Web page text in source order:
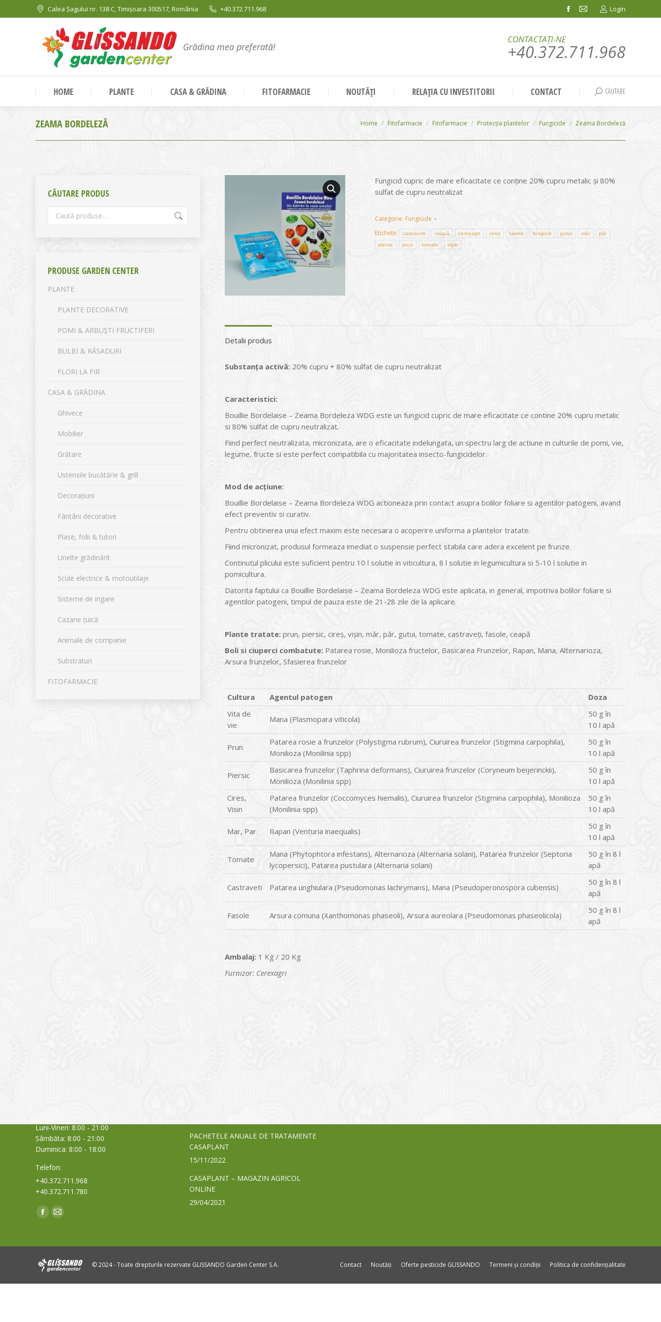
Calea Șagului nr. 138 C, Timișoara 300517, România +40.372.711.968
Facebook
in
window
Mail
in
window
Login
Grădina mea preferată!
CONTACTAȚI-NE
+40.372.711.968
HOME PLANTE CASA & GRĂDINA FITOFARMACIE NOUTĂȚI RELAȚIA CU INVESTITORII CONTACT Search:
CĂUTARE
ZEAMA BORDELEZĂ You are here:
Home Fitofarmacie Fitofarmacie Protecția plantelor Fungicide Zeama Bordeleză
Fungicid cupric de mare eficacitate ce conține 20% cupru metalic și 80%
sulfat de cupru neutralizat
Categorie: Fungicide
Etichete:
castraveti ceapă cerexagri cireș fasole fungicid gutui măr păr
piersic prun tomate vişin
Detalii produs
Substanța activă: 20% cupru + 80% sulfat de cupru neutralizat
Caracteristici:
Bouillie Bordelaise – Zeama Bordeleza WDG este un fungicid cupric de mare eficacitate ce contine 20% cupru metalic
si 80% sulfat de cupru neutralizat.
Fiind perfect neutralizata, micronizata, are o eficacitate indelungata, un spectru larg de actiune in culturile de pomi, vie,
legume, fructe si este perfect compatibila cu majoritatea insecto-fungicidelor.
Mod de acțiune:
Bouillie Bordelaise – Zeama Bordeleza WDG actioneaza prin contact asupra bolilor foliare si agentilor patogeni, avand
efect preventiv si curativ.
Pentru obtinerea unui efect maxim este necesara o acoperire uniforma a plantelor tratate.
Fiind micronizat, produsul formeaza imediat o suspensie perfect stabila care adera excelent pe frunze.
Continutul plicului este suficient pentru 10 l solutie in viticultura, 8 l solutie in legumicultura si 5-10 l solutie in
pomicultura.
Datorita faptului ca Bouillie Bordelaise – Zeama Bordeleza WDG este aplicata, in general, impotriva bolilor foliare si
agentilor patogeni, timpul de pauza este de 21-28 zile de la aplicare.
Plante tratate: prun, piersic, cireș, vișin, măr, păr, gutui, tomate, castraveți, fasole, ceapă
Boli si ciuperci combatute: Patarea rosie, Monilioza fructelor, Basicarea Frunzelor, Rapan, Mana, Alternarioza,
Arsura frunzelor, Sfasierea frunzelor
Cultura Agentul patogen
Doza
Vita de
vie
Mana (Plasmopara viticola)
50 g în
10 l apă
Prun
Patarea rosie a frunzelor (Polystigma rubrum), Ciuruirea frunzelor (Stigmina carpophila),
Monilioza (Monilinia spp)
50 g în
10 l apă
Piersic
Basicarea frunzelor (Taphrina deformans), Ciuruirea frunzelor (Coryneum beijerinckii),
Monilioza (Monilinia spp)
50 g în
10 l apă
Cires,
Visin
Patarea frunzelor (Coccomyces hiemalis), Ciuruirea frunzelor (Stigmina carpophila), Monilioza
(Monilinia spp)
50 g în
10 l apă
Mar, Par Rapan (Venturia inaequalis)
50 g în
10 l apă
Tomate
Mana (Phytophtora infestans), Alternarioza (Alternaria solani), Patarea frunzelor (Septoria
lycopersici), Patarea pustulara (Alternaria solani)
50 g în 8 l
apă
Castraveti Patarea unghiulara (Pseudomonas lachrymans), Mana (Pseudoperonospora cubensis)
50 g în 8 l
apă
Fasole Arsura comuna (Xanthomonas phaseoli), Arsura aureolara (Pseudomonas phaseolicola)
50 g în 8 l
apă
Ambalaj: 1 Kg / 20 Kg
Furnizor: Cerexagri
CĂUTARE PRODUS
PRODUSE GARDEN CENTER
PLANTE
PLANTE DECORATIVE
POMI & ARBUȘTI FRUCTIFERI
BULBI & RĂSADURI
FLORI LA FIR
CASA & GRĂDINA
Ghivece
Mobilier
Grătare
Ustensile bucătărie & grill
Decorațiuni
Fântâni decorative
Plase, folii & tutori
Unelte grădinărit
Scule electrice & motoutilaje
Sisteme de irigare
Cazane țuică
Animale de companie
Substraturi
FITOFARMACIE
Luni-Vineri: 8:00 - 21:00
Sâmbăta: 8:00 - 21:00
Duminica: 8:00 - 18:00
Telefon:
+40.372.711.968
+40.372.711.780
Find us on:
Facebook
new
Mail
new
PACHETELE ANUALE DE TRATAMENTE
CASAPLANT
15/11/2022
CASAPLANT – MAGAZIN AGRICOL
ONLINE
29/04/2021
© 2024 - Toate drepturile rezervate GLISSANDO Garden Center S.A. Contact Noutăți Oferte pesticide GLISSANDO Termeni și condiții Politica de confidențialitate